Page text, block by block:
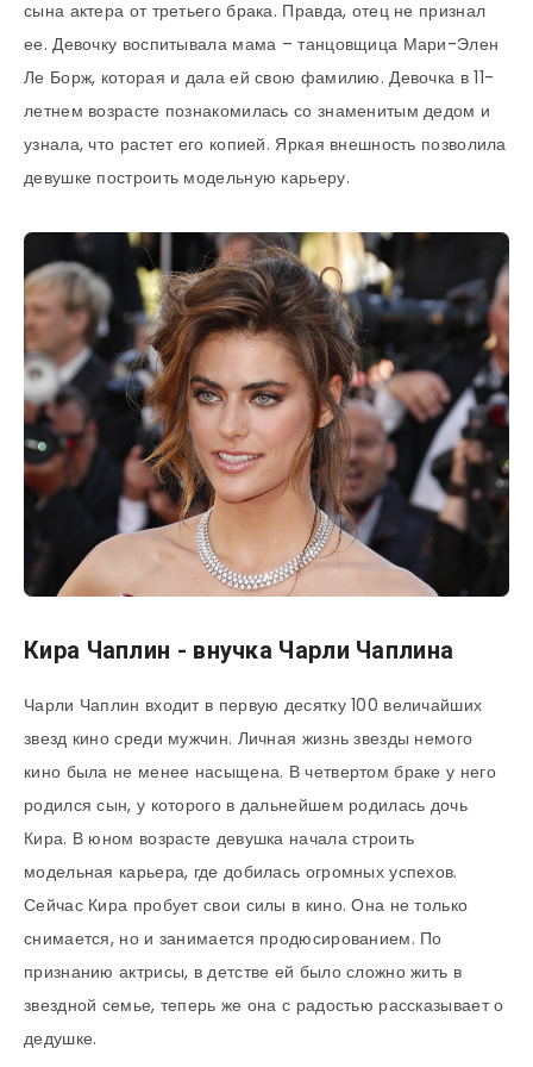
сына актера от третьего брака. Правда, отец не признал
ее. Девочку воспитывала мама – танцовщица Мари-Элен
Ле Борж, которая и дала ей свою фамилию. Девочка в 11-
летнем возрасте познакомилась со знаменитым дедом и
узнала, что растет его копией. Яркая внешность позволила
девушке построить модельную карьеру.
Кира Чаплин - внучка Чарли Чаплина
Чарли Чаплин входит в первую десятку 100 величайших
звезд кино среди мужчин. Личная жизнь звезды немого
кино была не менее насыщена. В четвертом браке у него
родился сын, у которого в дальнейшем родилась дочь
Кира. В юном возрасте девушка начала строить
модельная карьера, где добилась огромных успехов.
Сейчас Кира пробует свои силы в кино. Она не только
снимается, но и занимается продюсированием. По
признанию актрисы, в детстве ей было сложно жить в
звездной семье, теперь же она с радостью рассказывает о
дедушке.